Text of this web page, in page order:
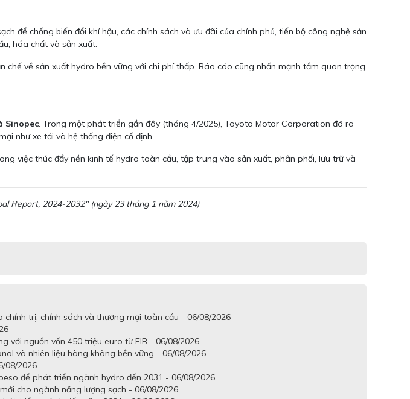
để chống biến đổi khí hậu, các chính sách và ưu đãi của chính phủ, tiến bộ công nghệ sản
hóa chất và sản xuất.
chế về sản xuất hydro bền vững với chi phí thấp. Báo cáo cũng nhấn mạnh tầm quan trọng
Sinopec. Trong một phát triển gần đây (tháng 4/2025), Toyota Motor Corporation đã ra
như xe tải và hệ thống điện cố định.
việc thúc đẩy nền kinh tế hydro toàn cầu, tập trung vào sản xuất, phân phối, lưu trữ và
Report, 2024-2032" (ngày 23 tháng 1 năm 2024)
trị, chính sách và thương mại toàn cầu - 06/08/2026
với nguồn vốn 450 triệu euro từ EIB - 06/08/2026
và nhiên liệu hàng không bền vững - 06/08/2026
08/2026
để phát triển ngành hydro đến 2031 - 06/08/2026
cho ngành năng lượng sạch - 06/08/2026